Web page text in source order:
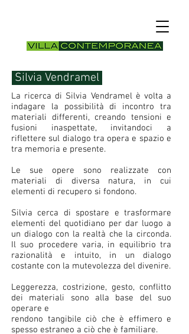
Silvia Vendramel
La ricerca di Silvia Vendramel è volta a
indagare la possibilità di incontro tra
materiali differenti, creando tensioni e
fusioni inaspettate, invitandoci a
riflettere sul dialogo tra opera e spazio e
tra memoria e presente.
Le sue opere sono realizzate con
materiali di diversa natura, in cui
elementi di recupero si fondono.
Silvia cerca di spostare e trasformare
elementi del quotidiano per dar luogo a
un dialogo con la realtà che la circonda.
Il suo procedere varia, in equilibrio tra
razionalità e intuito, in un dialogo
costante con la mutevolezza del divenire.
Leggerezza, costrizione, gesto, conflitto
dei materiali sono alla base del suo
operare e
rendono tangibile ciò che è effimero e
spesso estraneo a ciò che è familiare.